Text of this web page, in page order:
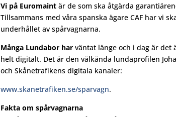
Vi på Euromaintär de som ska åtgärda
Tillsammans med våra spanska ägare CAF har vi
underhållet av spårvagnarna.
Många Lundabor harväntat länge och i dag är det
helt digitalt. Det är den välkända lundaprofilen
och Skånetrafikens digitala kanaler:
www.skanetrafiken.se/sparvagn.
Fakta om spårvagnarna